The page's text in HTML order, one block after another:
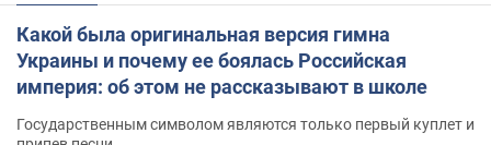
Какой была оригинальная версия гимна
Украины и почему ее боялась Российская
империя: об этом не рассказывают в школе
Государственным символом являются только первый куплет и